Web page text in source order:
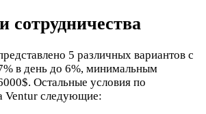
сотрудничества
5 различных вариантов с
в день до 6%, минимальным
Остальные условия по
Ventur следующие: